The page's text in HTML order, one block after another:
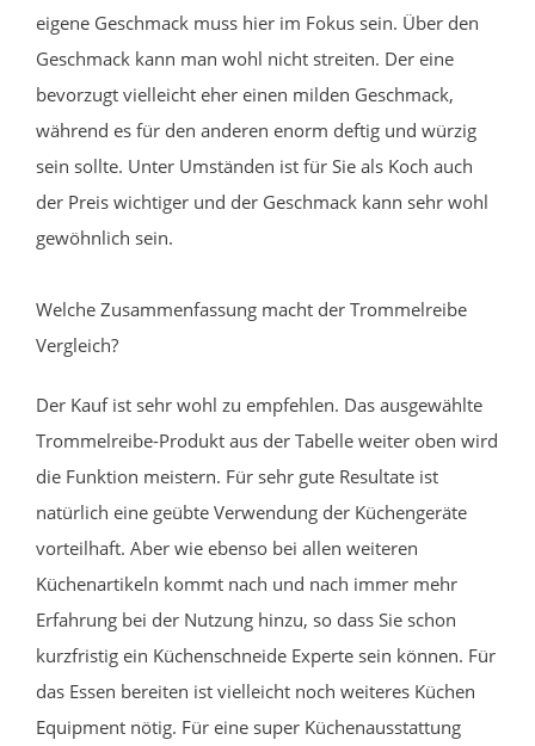
eigene Geschmack muss hier im Fokus sein. Über den
Geschmack kann man wohl nicht streiten. Der eine
bevorzugt vielleicht eher einen milden Geschmack,
während es für den anderen enorm deftig und würzig
sein sollte. Unter Umständen ist für Sie als Koch auch
der Preis wichtiger und der Geschmack kann sehr wohl
gewöhnlich sein.
Welche Zusammenfassung macht der Trommelreibe
Vergleich?
Der Kauf ist sehr wohl zu empfehlen. Das ausgewählte
Trommelreibe-Produkt aus der Tabelle weiter oben wird
die Funktion meistern. Für sehr gute Resultate ist
natürlich eine geübte Verwendung der Küchengeräte
vorteilhaft. Aber wie ebenso bei allen weiteren
Küchenartikeln kommt nach und nach immer mehr
Erfahrung bei der Nutzung hinzu, so dass Sie schon
kurzfristig ein Küchenschneide Experte sein können. Für
das Essen bereiten ist vielleicht noch weiteres Küchen
Equipment nötig. Für eine super Küchenausstattung